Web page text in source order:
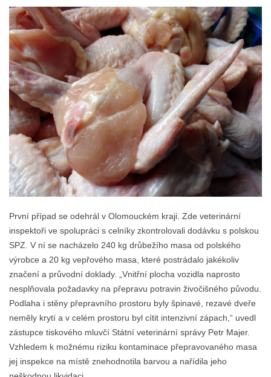
První případ se odehrál v Olomouckém kraji. Zde veterinární
inspektoři ve spolupráci s celníky zkontrolovali dodávku s polskou
SPZ. V ní se nacházelo 240 kg drůbežího masa od polského
výrobce a 20 kg vepřového masa, které postrádalo jakékoliv
značení a průvodní doklady. „Vnitřní plocha vozidla naprosto
nesplňovala požadavky na přepravu potravin živočišného původu.
Podlaha i stěny přepravního prostoru byly špinavé, rezavé dveře
neměly krytí a v celém prostoru byl cítit intenzivní zápach,“ uvedl
zástupce tiskového mluvčí Státní veterinární správy Petr Majer.
Vzhledem k možnému riziku kontaminace přepravovaného masa
jej inspekce na místě znehodnotila barvou a nařídila jeho